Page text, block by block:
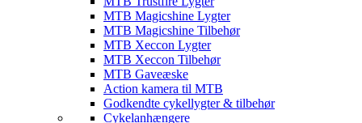
MTB Magicshine Lygter
MTB Magicshine Tilbehør
MTB Xeccon Lygter
MTB Xeccon Tilbehør
MTB Gaveæske
Action kamera til MTB
Godkendte cykellygter & tilbehør
Cykelanhængere